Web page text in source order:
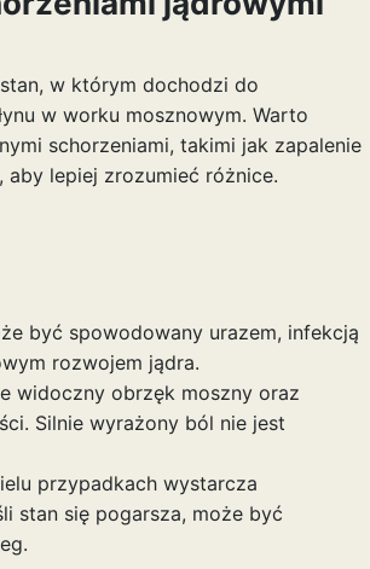
w którym dochodzi do
w worku mosznowym. Warto
schorzeniami, takimi jak zapalenie
aby lepiej zrozumieć różnice.
być spowodowany urazem, infekcją
rozwojem jądra.
widoczny obrzęk moszny oraz
Silnie wyrażony ból nie jest
przypadkach wystarcza
stan się pogarsza, może być